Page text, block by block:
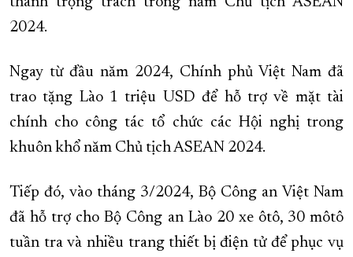
2024.
Ngay từ đầu năm 2024, Chính phủ Việt Nam đã
trao tặng Lào 1 triệu USD để hỗ trợ về mặt tài
chính cho công tác tổ chức các Hội nghị trong
khuôn khổ năm Chủ tịch ASEAN 2024.
Tiếp đó, vào tháng 3/2024, Bộ Công an Việt Nam
đã hỗ trợ cho Bộ Công an Lào 20 xe ôtô, 30 môtô
tuần tra và nhiều trang thiết bị điện tử để phục vụ